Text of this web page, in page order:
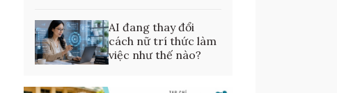
AI đang thay đổi
cách nữ trí thức làm
việc như thế nào?